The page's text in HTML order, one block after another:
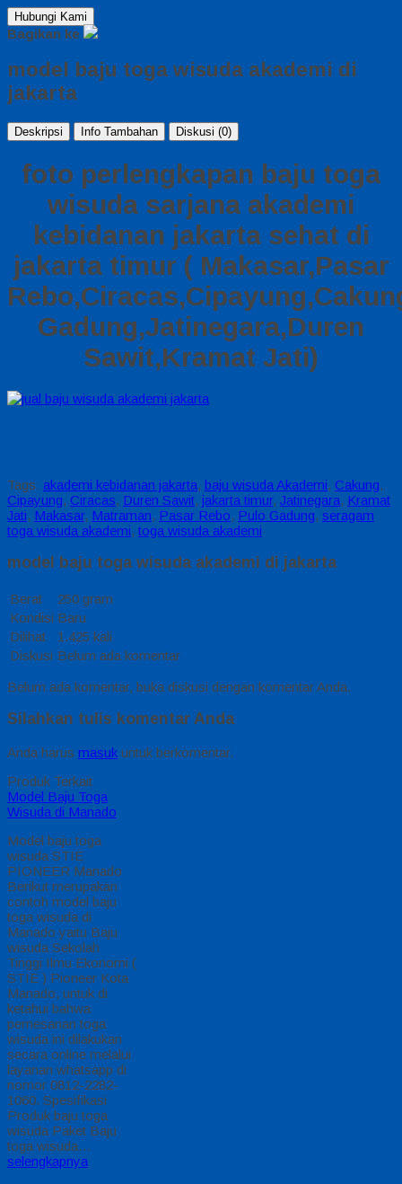
Hubungi Kami
Bagikan ke
model baju toga wisuda akademi di
jakarta
Deskripsi Info Tambahan Diskusi (0)
foto perlengkapan baju toga
wisuda sarjana akademi
kebidanan jakarta sehat di
jakarta timur ( Makasar,Pasar
Gadung,Jatinegara,Duren
Sawit,Kramat Jati)
Tags: akademi kebidanan jakarta, baju wisuda Akademi, Cakung,
Cipayung, Ciracas, Duren Sawit, jakarta timur, Jatinegara, Kramat
Jati, Makasar, Matraman, Pasar Rebo, Pulo Gadung, seragam
toga wisuda akademi, toga wisuda akademi
model baju toga wisuda akademi di jakarta
Berat
250 gram
Kondisi Baru
Dilihat
1.425 kali
Diskusi Belum ada komentar
Belum ada komentar, buka diskusi dengan komentar Anda.
Silahkan tulis komentar Anda
Anda harus masuk untuk berkomentar.
Produk Terkait
Model Baju Toga
Wisuda di Manado
Model baju toga
wisuda STIE
PIONEER Manado
Berikut merupakan
contoh model baju
toga wisuda di
Manado yaitu Baju
wisuda Sekolah
Tinggi Ilmu Ekonomi (
STIE ) Pioneer Kota
Manado, untuk di
ketahui bahwa
pemesanan toga
wisuda ini dilakukan
secara online melalui
layanan whatsapp di
nomor 0812-2282-
1060. Spesifikasi
Produk baju toga
wisuda Paket Baju
toga wisuda…
selengkapnya